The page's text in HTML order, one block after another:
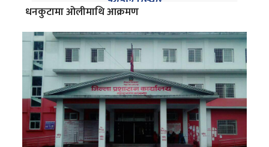
धनकुटामा ओलीमाथि आक्रमण